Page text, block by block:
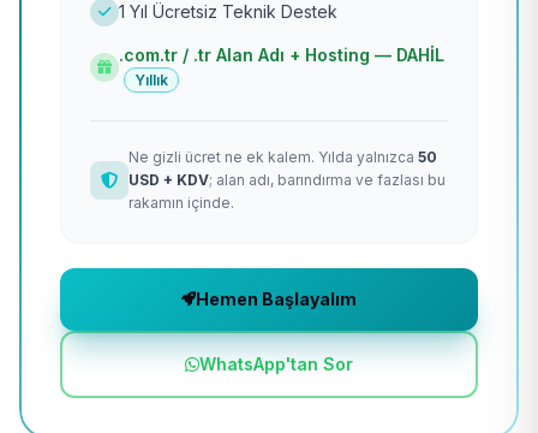
1 Yıl Ücretsiz Teknik Destek
.com.tr / .tr Alan Adı + Hosting — DAHİL
Yıllık
Ne gizli ücret ne ek kalem. Yılda yalnızca 50
USD + KDV; alan adı, barındırma ve fazlası bu
rakamın içinde.
Hemen Başlayalım
WhatsApp'tan Sor